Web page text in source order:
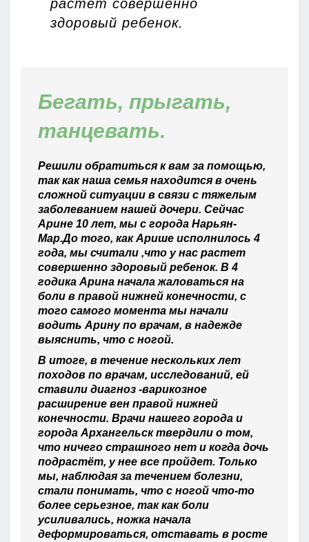
растет совершенно
здоровый ребенок.
Бегать, прыгать,
танцевать.
Решили обратиться к вам за помощью,
так как наша семья находится в очень
сложной ситуации в связи с тяжелым
заболеванием нашей дочери. Сейчас
Арине 10 лет, мы с города Нарьян-
Мар.До того, как Арише исполнилось 4
года, мы считали ,что у нас растет
совершенно здоровый ребенок. В 4
годика Арина начала жаловаться на
боли в правой нижней конечности, с
того самого момента мы начали
водить Арину по врачам, в надежде
выяснить, что с ногой.
В итоге, в течение нескольких лет
походов по врачам, исследований, ей
ставили диагноз -варикозное
расширение вен правой нижней
конечности. Врачи нашего города и
города Архангельск твердили о том,
что ничего страшного нет и когда дочь
подрастёт, у нее все пройдет. Только
мы, наблюдая за течением болезни,
стали понимать, что с ногой что-то
более серьезное, так как боли
усиливались, ножка начала
деформироваться, отставать в росте